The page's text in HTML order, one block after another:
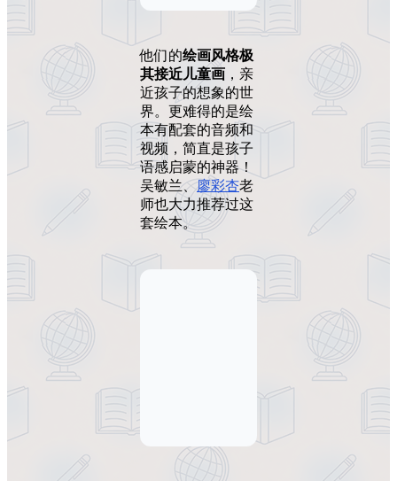
他们的绘画风格极
其接近儿童画 ，亲
近孩子的想象的世
界。更难得的是绘
本有配套的音频和
视频，简直是孩子
语感启蒙的神器！
吴敏兰、廖彩杏老
师也大力推荐过这
套绘本。